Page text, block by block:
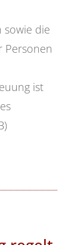
sowie die
Personen
ist